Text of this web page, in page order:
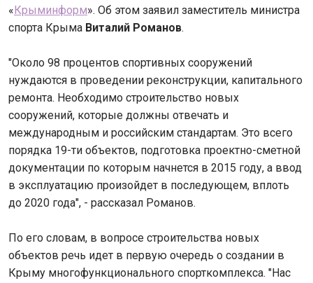
«Крыминформ». Об этом заявил заместитель министра
спорта Крыма Виталий Романов.
"Около 98 процентов спортивных сооружений
нуждаются в проведении реконструкции, капитального
ремонта. Необходимо строительство новых
сооружений, которые должны отвечать и
международным и российским стандартам. Это всего
порядка 19-ти объектов, подготовка проектно-сметной
документации по которым начнется в 2015 году, а ввод
в эксплуатацию произойдет в последующем, вплоть
до 2020 года", - рассказал Романов.
По его словам, в вопросе строительства новых
объектов речь идет в первую очередь о создании в
Крыму многофункционального спорткомплекса. "Нас